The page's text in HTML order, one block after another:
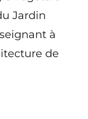
Jardin
à
de